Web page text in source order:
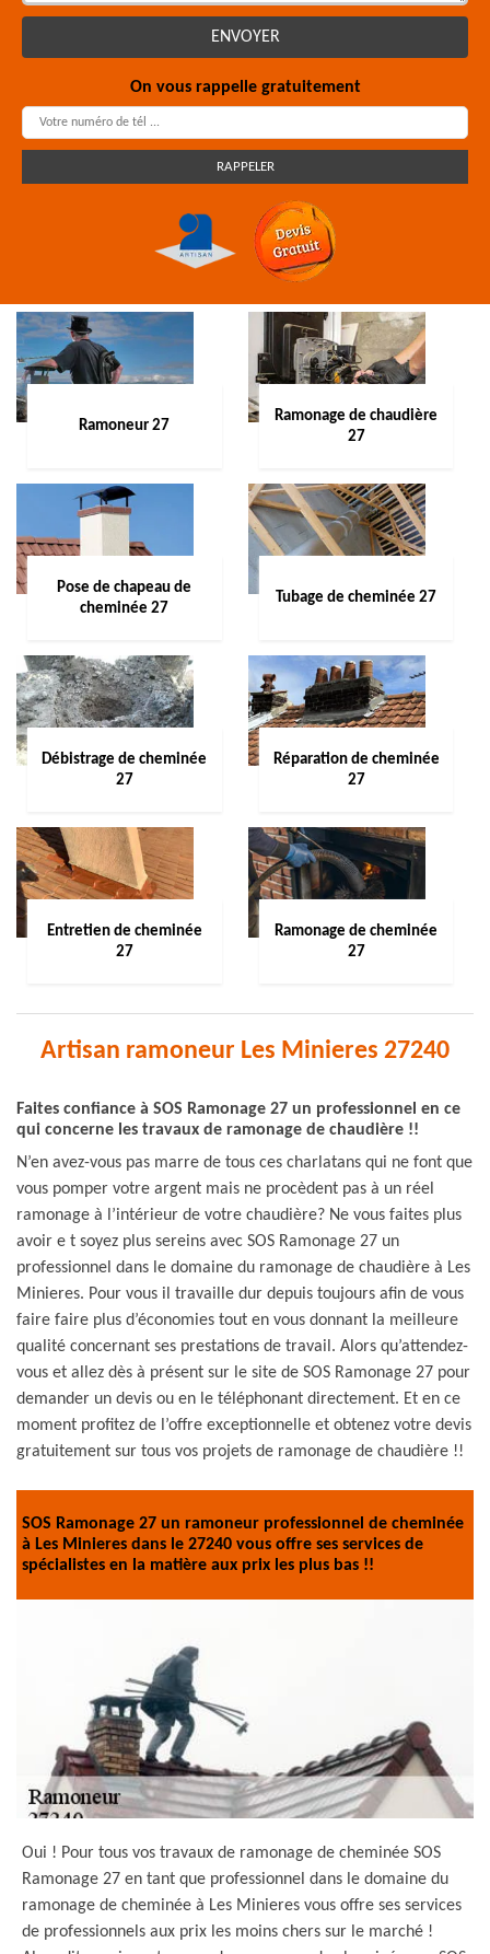
On vous rappelle gratuitement
Ramoneur 27
Ramonage de chaudière
27
Pose de chapeau de
cheminée 27
Tubage de cheminée 27
Débistrage de cheminée
27
Réparation de cheminée
27
Entretien de cheminée
27
Ramonage de cheminée
27
Artisan ramoneur Les Minieres 27240
Faites confiance à SOS Ramonage 27 un professionnel en ce
qui concerne les travaux de ramonage de chaudière !!
N’en avez-vous pas marre de tous ces charlatans qui ne font que
vous pomper votre argent mais ne procèdent pas à un réel
ramonage à l’intérieur de votre chaudière? Ne vous faites plus
avoir e t soyez plus sereins avec SOS Ramonage 27 un
professionnel dans le domaine du ramonage de chaudière à Les
Minieres. Pour vous il travaille dur depuis toujours afin de vous
faire faire plus d’économies tout en vous donnant la meilleure
qualité concernant ses prestations de travail. Alors qu’attendez-
vous et allez dès à présent sur le site de SOS Ramonage 27 pour
demander un devis ou en le téléphonant directement. Et en ce
moment profitez de l’offre exceptionnelle et obtenez votre devis
gratuitement sur tous vos projets de ramonage de chaudière !!
SOS Ramonage 27 un ramoneur professionnel de cheminée
à Les Minieres dans le 27240 vous offre ses services de
spécialistes en la matière aux prix les plus bas !!
Oui ! Pour tous vos travaux de ramonage de cheminée SOS
Ramonage 27 en tant que professionnel dans le domaine du
ramonage de cheminée à Les Minieres vous offre ses services
de professionnels aux prix les moins chers sur le marché !